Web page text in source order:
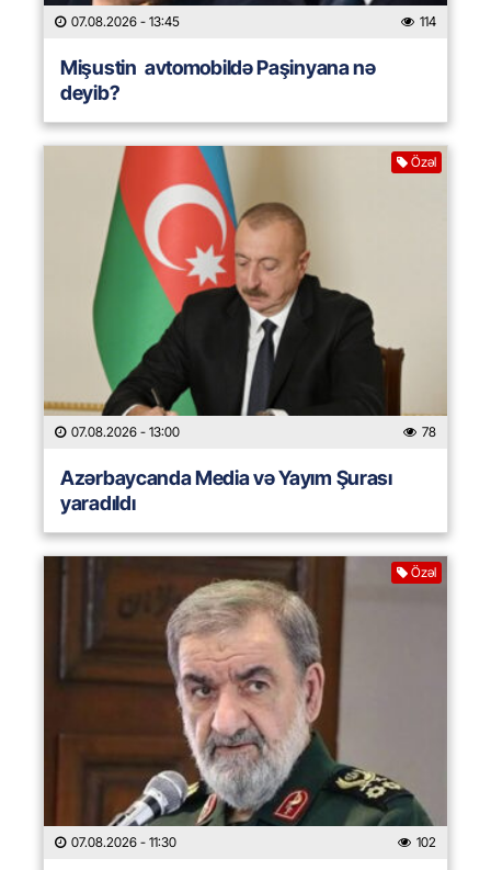
07.08.2026 - 13:45 114
Mişustin avtomobildə Paşinyana nə
deyib?
Özəl
07.08.2026 - 13:00 78
Azərbaycanda Media və Yayım Şurası
yaradıldı
Özəl
07.08.2026 - 11:30 102